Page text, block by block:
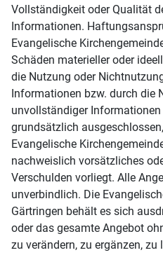
Vollständigkeit oder Qualität
Informationen.
Evangelische
Schäden materieller oder
die Nutzung oder
Informationen bzw. durch die
unvollständiger
grundsätzlich
Evangelische
nachweislich vorsätzliches
Verschulden vorliegt. Alle
unverbindlich. Die
Gärtringen behält es sich
oder das gesamte Angebot
zu verändern, zu ergänzen, zu